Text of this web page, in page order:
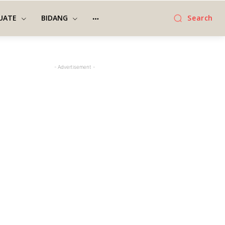
BIDANG Search
- Advertisement -